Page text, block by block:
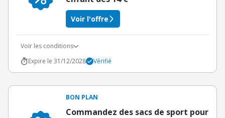
Voir l'offre
Voir les conditions
Expire le 31/12/2028
Vérifié
BON PLAN
Commandez des sacs de sport pour